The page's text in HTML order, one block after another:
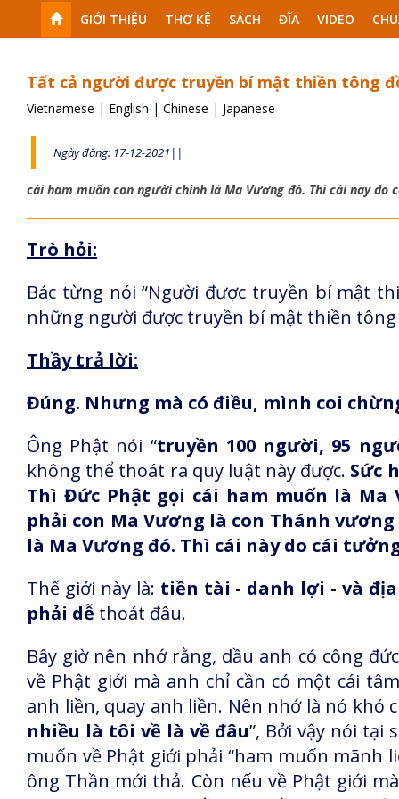
GIỚI THIỆU THƠ KỆ SÁCH ĐĨA VIDEO
Tất cả người được truyền bí mật thiền tông
Vietnamese | English | Chinese | Japanese
Ngày đăng: 17-12-2021||
cái ham muốn con người chính là Ma Vương đó. Thì cái này do
Trò hỏi:
Bác từng nói “Người được truyền bí mật
những người được truyền bí mật thiền
Thầy trả lời:
Đúng. Nhưng mà có điều, mình coi
Ông Phật nói “truyền 100 người, 95
không thể thoát ra quy luật này được. Sức
Thì Đức Phật gọi cái ham muốn là
phải con Ma Vương là con Thánh
là Ma Vương đó. Thì cái này do cái
Thế giới này là: tiền tài - danh lợi - và
phải dễ thoát đâu.
Bây giờ nên nhớ rằng, dầu anh có công
về Phật giới mà anh chỉ cần có một cái
anh liền, quay anh liền. Nên nhớ là nó khó
nhiều là tôi về là về đâu”, Bởi vậy nói tại
muốn về Phật giới phải “ham muốn mãnh
ông Thần mới thả. Còn nếu về Phật giới